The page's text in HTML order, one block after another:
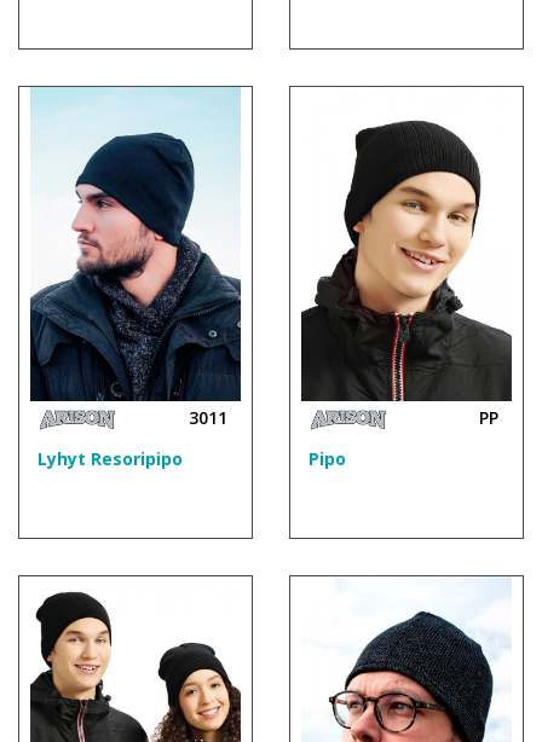
3011
Lyhyt Resoripipo
PP
Pipo